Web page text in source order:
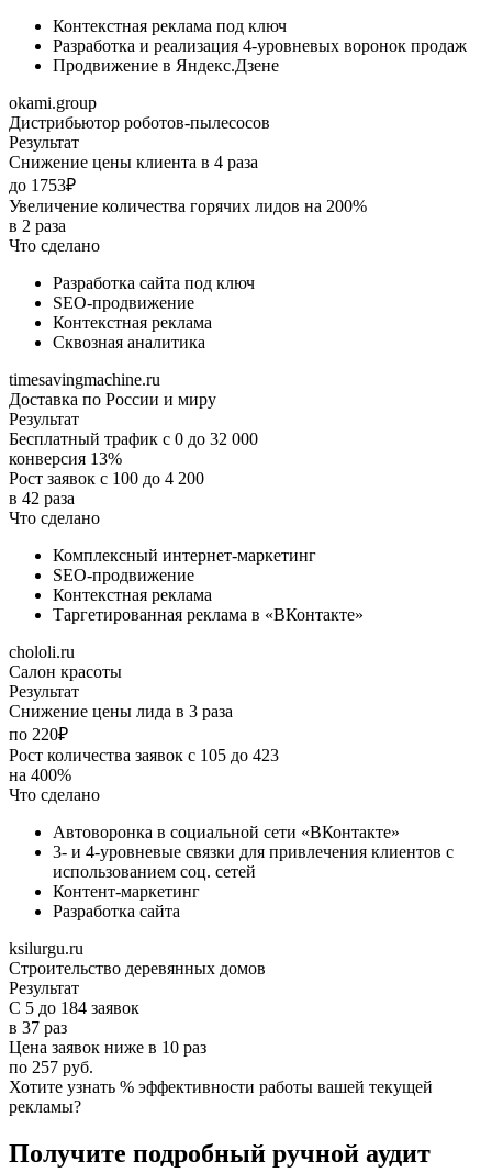
Контекстная реклама под ключ
Разработка и реализация 4-уровневых воронок продаж
Продвижение в Яндекс.Дзене
okami.group
Дистрибьютор роботов-пылесосов
Результат
Снижение цены клиента в 4 раза
до 1753₽
Увеличение количества горячих лидов на 200%
в 2 раза
Что сделано
Разработка сайта под ключ
SEO-продвижение
Контекстная реклама
Сквозная аналитика
timesavingmachine.ru
Доставка по России и миру
Результат
Бесплатный трафик с 0 до 32 000
конверсия 13%
Рост заявок с 100 до 4 200
в 42 раза
Что сделано
Комплексный интернет-маркетинг
SEO-продвижение
Контекстная реклама
Таргетированная реклама в «ВКонтакте»
chololi.ru
Салон красоты
Результат
Снижение цены лида в 3 раза
по 220₽
Рост количества заявок с 105 до 423
на 400%
Что сделано
Автоворонка в социальной сети «ВКонтакте»
3- и 4-уровневые связки для привлечения клиентов с
использованием соц. сетей
Контент-маркетинг
Разработка сайта
ksilurgu.ru
Строительство деревянных домов
Результат
С 5 до 184 заявок
в 37 раз
Цена заявок ниже в 10 раз
по 257 руб.
Хотите узнать % эффективности работы вашей текущей
рекламы?
Получите подробный ручной аудит